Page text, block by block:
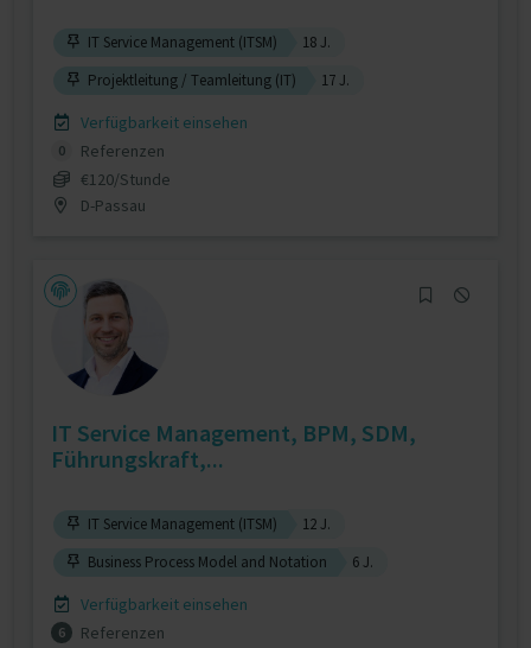
IT Service Management (ITSM)
18 J.
Projektleitung / Teamleitung (IT)
17 J.
Verfügbarkeit einsehen
0
Referenzen
€120/Stunde
D-Passau
IT Service Management, BPM, SDM,
Führungskraft,...
IT Service Management (ITSM)
12 J.
Business Process Model and Notation
6 J.
Verfügbarkeit einsehen
6
Referenzen